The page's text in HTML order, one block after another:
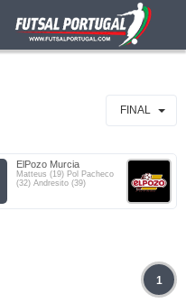
FINAL
ElPozo Murcia
Matteus (19) Pol Pacheco
(32) Andresito (39)
1